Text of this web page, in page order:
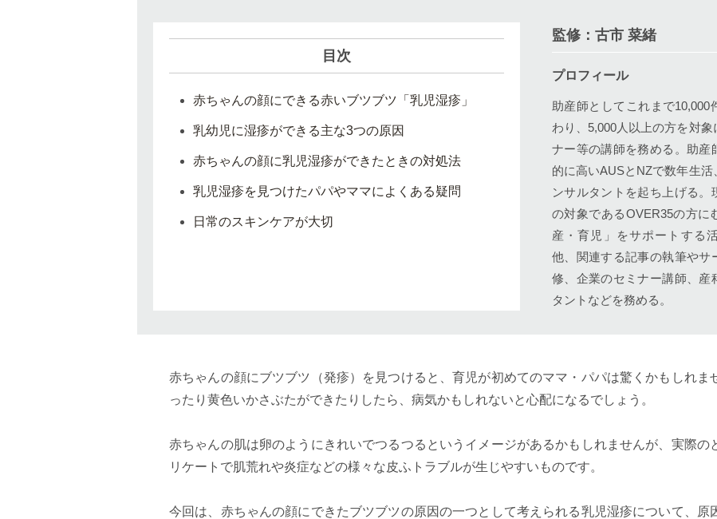
目次
赤ちゃんの顔にできる赤いブツブツ「乳児湿疹」
乳幼児に湿疹ができる主な3つの原因
赤ちゃんの顔に乳児湿疹ができたときの対処法
乳児湿疹を見つけたパパやママによくある疑問
日常のスキンケアが大切
監修：古市 菜緒
プロフィール
助産師としてこれまで10,000
わり、5,000人以上の方を対象
ナー等の講師を務める。助産
的に高いAUSとNZで数年生活
ンサルタントを起ち上げる。
の対象であるOVER35の方に
産・育児」をサポートする
他、関連する記事の執筆やサ
修、企業のセミナー講師、産
タントなどを務める。
赤ちゃんの顔にブツブツ（発疹）を見つけると、育児が初めてのママ・パパは驚くかもしれま
ったり黄色いかさぶたができたりしたら、病気かもしれないと心配になるでしょう。
赤ちゃんの肌は卵のようにきれいでつるつるというイメージがあるかもしれませんが、実際の
リケートで肌荒れや炎症などの様々な皮ふトラブルが生じやすいものです。
今回は、赤ちゃんの顔にできたブツブツの原因の一つとして考えられる乳児湿疹について、原